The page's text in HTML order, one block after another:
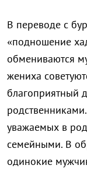
В переводе с
«подношение
обмениваются
жениха
благоприятный
уважаемых в
семейными. В
одинокие